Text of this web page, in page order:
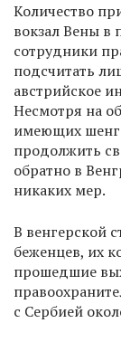
Количество
вокзал Вены в
сотрудники
подсчитать
австрийское
Несмотря на
имеющих
продолжить
обратно в
никаких мер.
В венгерской
беженцев, их
прошедшие
с Сербией